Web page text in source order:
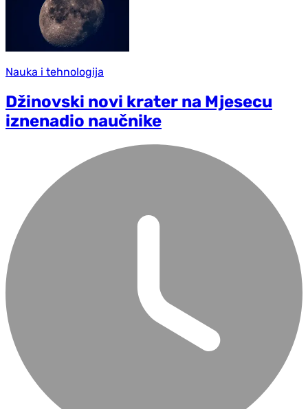
Nauka i tehnologija
Džinovski novi krater na Mjesecu
iznenadio naučnike